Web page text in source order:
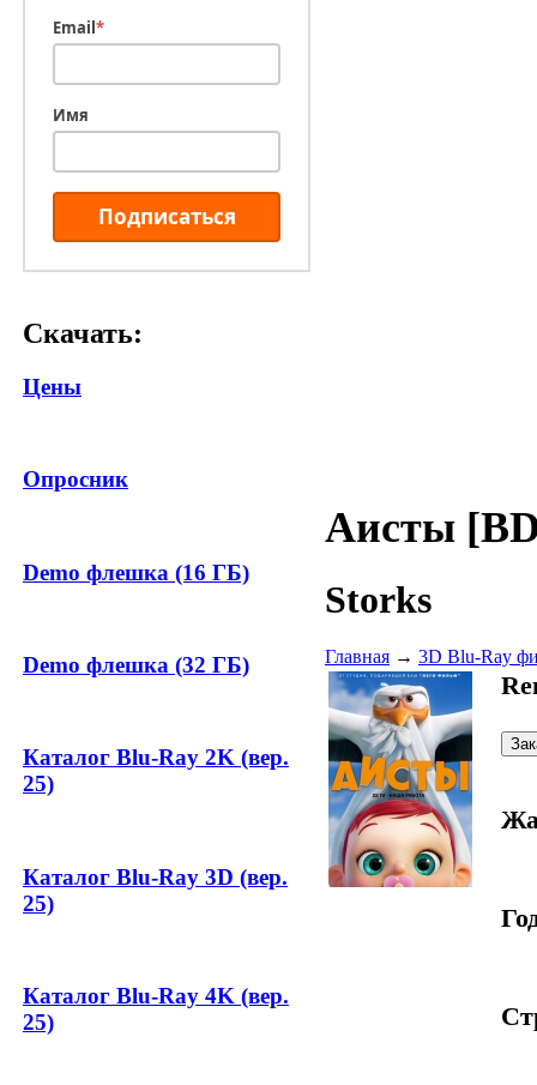
Email*
Имя
Подписаться
Скачать:
Цены
Опросник
Demo флешка (16 ГБ)
Demo флешка (32 ГБ)
Каталог Blu-Ray 2K (вер.
25)
Каталог Blu-Ray 3D (вер.
25)
Каталог Blu-Ray 4K (вер.
25)
Аисты
Storks
Главная → 3D Blu-Ray